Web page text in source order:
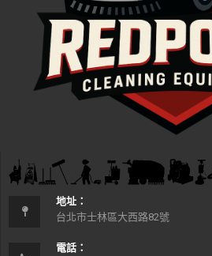
地址：
台北市士林區大西路82號
電話：